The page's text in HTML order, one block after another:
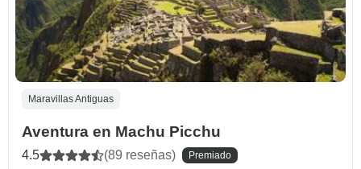
Maravillas Antiguas
Aventura en Machu Picchu
4.5 (89 reseñas) Premiado